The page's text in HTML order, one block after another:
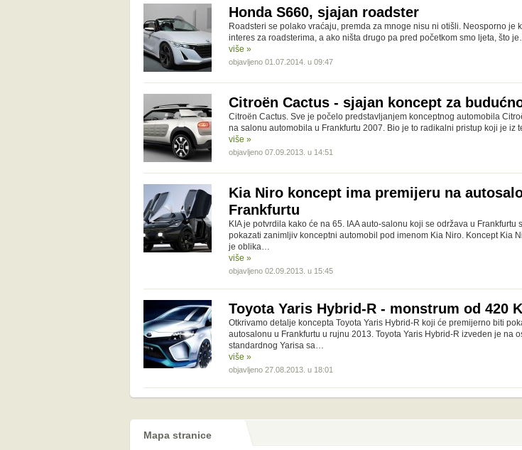
Honda S660, sjajan roadster
Roadsteri se polako vraćaju, premda za mnoge nisu ni otišli. Neosporno je
interes za roadsterima, a ako ništa drugo pa pred početkom smo ljeta, što
više »
objavljeno 01.07.2014. u 09:47
Citroën Cactus - sjajan koncept za
Citroën Cactus. Sve je počelo predstavljanjem konceptnog automobila
na salonu automobila u Frankfurtu 2007. Bio je to radikalni pristup koji je iz
više »
objavljeno 07.09.2013. u 14:51
Kia Niro koncept ima premijeru na
Frankfurtu
KIA je potvrdila kako će na 65. IAA auto-salonu koji se održava u Frankfurtu
pokazati zanimljiv konceptni automobil pod imenom Kia Niro. Koncept Kia
je oblika…
više »
objavljeno 02.09.2013. u 15:45
Toyota Yaris Hybrid-R - monstrum od 420
Otkrivamo detalje koncepta Toyota Yaris Hybrid-R koji će premijerno biti
autosalonu u Frankfurtu u rujnu 2013. Toyota Yaris Hybrid-R izveden je na
standardnog Yarisa sa…
više »
objavljeno 27.08.2013. u 18:01
Mapa stranice